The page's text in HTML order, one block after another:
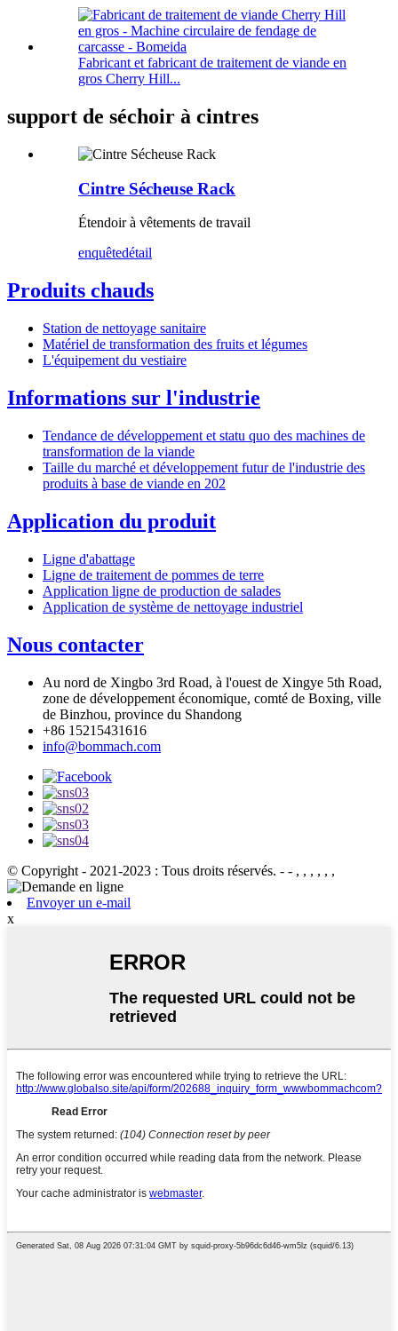
Fabricant et fabricant de traitement de viande en
gros Cherry Hill...
support de séchoir à cintres
Cintre Sécheuse Rack
Étendoir à vêtements de travail
enquêtedétail
Produits chauds
Station de nettoyage sanitaire
Matériel de transformation des fruits et légumes
L'équipement du vestiaire
Informations sur l'industrie
Tendance de développement et statu quo des machines de
transformation de la viande
Taille du marché et développement futur de l'industrie des
produits à base de viande en 202
Application du produit
Ligne d'abattage
Ligne de traitement de pommes de terre
Application ligne de production de salades
Application de système de nettoyage industriel
Nous contacter
Au nord de Xingbo 3rd Road, à l'ouest de Xingye 5th Road,
zone de développement économique, comté de Boxing, ville
de Binzhou, province du Shandong
+86 15215431616
info@bommach.com
© Copyright - 2021-2023 : Tous droits réservés. - - , , , , , ,
Envoyer un e-mail
x